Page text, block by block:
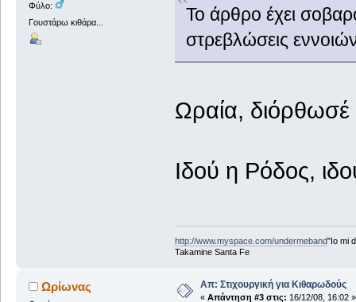
Φύλο:
Γουστάρω κιθάρα...
Το άρθρο έχει
στρεβλώσεις
Ωραία, διόρθωσέ
Ιδού η Ρόδος,
http://www.myspace.com/undermeband"Io mi
Takamine Santa Fe
Ωρίωνας Απ: Στιχουργική για Κιθαρωδούς
« Απάντηση #3 στις: 16/12/08, 16:02 »